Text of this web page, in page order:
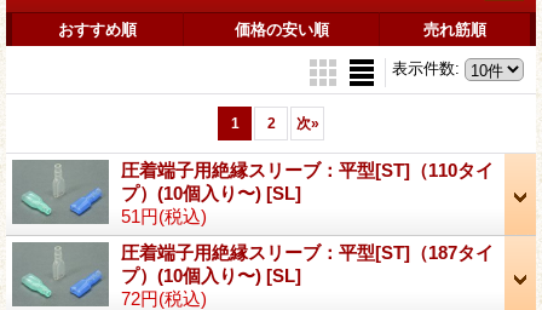
おすすめ順 価格の安い順 売れ筋順
表示件数:
1 2 次»
圧着端子用絶縁スリーブ：平型[ST]（110タイ
プ）(10個入り〜) [SL]
51円(税込)
圧着端子用絶縁スリーブ：平型[ST]（187タイ
プ）(10個入り〜) [SL]
72円(税込)